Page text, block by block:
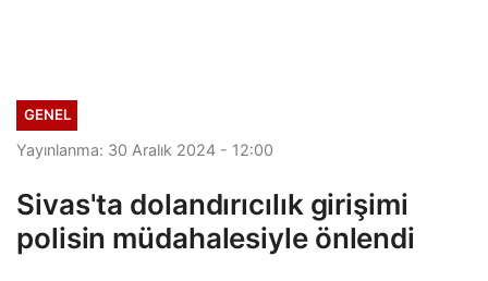
GENEL
Yayınlanma: 30 Aralık 2024 - 12:00
Sivas'ta dolandırıcılık girişimi
polisin müdahalesiyle önlendi